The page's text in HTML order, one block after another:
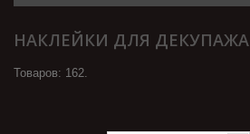
НАКЛЕЙКИ ДЛЯ ДЕКУПАЖА
Товаров: 162.